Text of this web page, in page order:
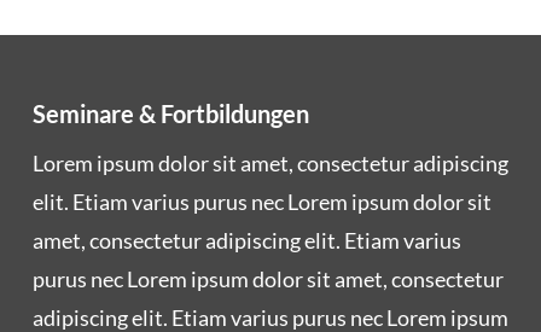
Seminare & Fortbildungen
Lorem ipsum dolor sit amet, con­sec­te­tur adi­pi­scing
elit. Eti­am vari­us purus nec Lorem ipsum dolor sit
amet, con­sec­te­tur adi­pi­scing elit. Eti­am vari­us
purus nec Lorem ipsum dolor sit amet, con­sec­te­tur
adi­pi­scing elit. Eti­am vari­us purus nec Lorem ipsum